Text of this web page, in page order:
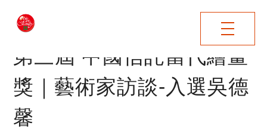
第三屆 中國信託當代繪畫
獎｜藝術家訪談-入選吳德
馨